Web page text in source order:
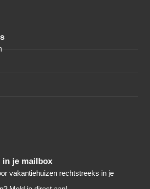
in je mailbox
vakantiehuizen rechtstreeks in je